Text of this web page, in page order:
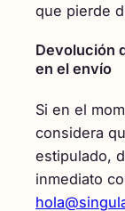
que pierde
Devolución
en el envío
Si en el
considera
estipulado,
inmediato